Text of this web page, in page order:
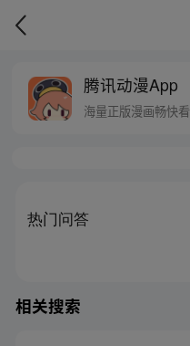
腾讯动漫App
海量正版漫画畅快看
热门问答
相关搜索